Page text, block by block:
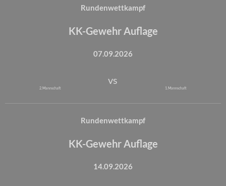
Rundenwettkampf
KK-Gewehr Auflage
07.09.2026
2. Mannschaft
vs
1. Mannschaft
Rundenwettkampf
KK-Gewehr Auflage
14.09.2026